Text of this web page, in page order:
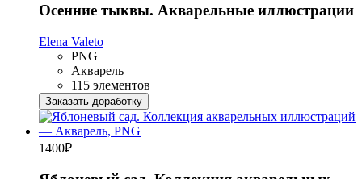
Осенние тыквы. Акварельные иллюстрации
Elena Valeto
PNG
Акварель
115 элементов
Заказать доработку
1400₽